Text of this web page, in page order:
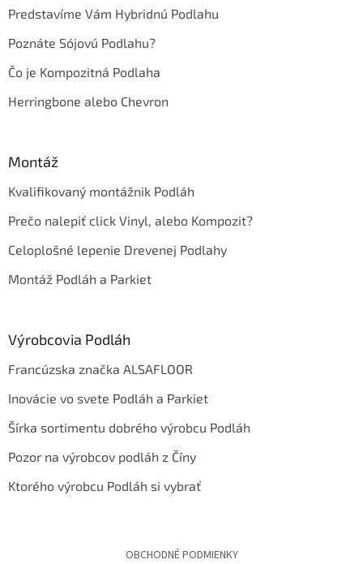
Predstavíme Vám Hybridnú Podlahu
Poznáte Sójovú Podlahu?
Čo je Kompozitná Podlaha
Herringbone alebo Chevron
Montáž
Kvalifikovaný montážnik Podláh
Prečo nalepiť click Vinyl, alebo Kompozit?
Celoplošné lepenie Drevenej Podlahy
Montáž Podláh a Parkiet
Výrobcovia Podláh
Francúzska značka ALSAFLOOR
Inovácie vo svete Podláh a Parkiet
Šírka sortimentu dobrého výrobcu Podláh
Pozor na výrobcov podláh z Číny
Ktorého výrobcu Podláh si vybrať
OBCHODNÉ PODMIENKY